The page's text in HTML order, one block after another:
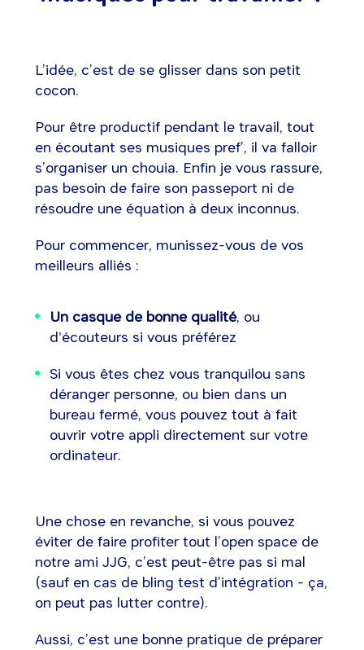
L’idée, c’est de se glisser dans son petit
cocon.
Pour être productif pendant le travail, tout
en écoutant ses musiques pref’, il va falloir
s’organiser un chouia. Enfin je vous rassure,
pas besoin de faire son passeport ni de
résoudre une équation à deux inconnus.
Pour commencer, munissez-vous de vos
meilleurs alliés :
Un casque de bonne qualité, ou
d'écouteurs si vous préférez
Si vous êtes chez vous tranquilou sans
déranger personne, ou bien dans un
bureau fermé, vous pouvez tout à fait
ouvrir votre appli directement sur votre
ordinateur.
Une chose en revanche, si vous pouvez
éviter de faire profiter tout l’open space de
notre ami JJG, c’est peut-être pas si mal
(sauf en cas de bling test d’intégration - ça,
on peut pas lutter contre).
Aussi, c’est une bonne pratique de préparer